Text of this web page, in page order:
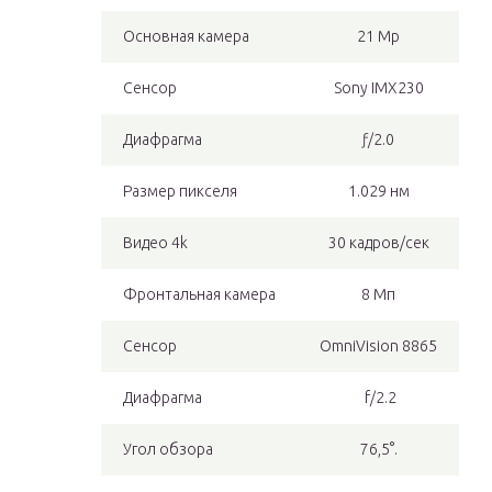
Основная камера 21 Mp
Сенсор Sony IMX230
Диафрагма ƒ/2.0
Размер пикселя 1.029 нм
Видео 4k 30 кадров/сек
Фронтальная камера 8 Мп
Сенсор OmniVision 8865
Диафрагма f/2.2
Угол обзора 76,5°.